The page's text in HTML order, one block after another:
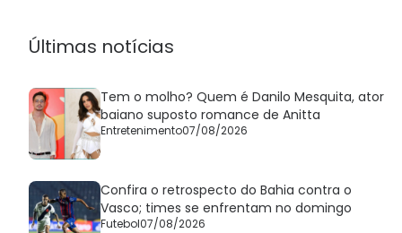
Últimas notícias
Tem o molho? Quem é Danilo Mesquita, ator
baiano suposto romance de Anitta
Entretenimento07/08/2026
Confira o retrospecto do Bahia contra o
Vasco; times se enfrentam no domingo
Futebol07/08/2026